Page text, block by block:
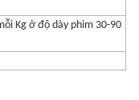
Kg ở độ dày phim 30-90